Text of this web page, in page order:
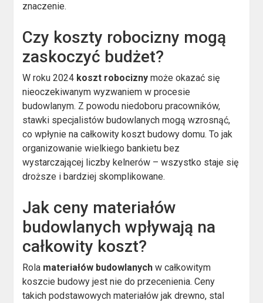
znaczenie.
Czy koszty robocizny mogą
zaskoczyć budżet?
W roku 2024 koszt robocizny może okazać się
nieoczekiwanym wyzwaniem w procesie
budowlanym. Z powodu niedoboru pracowników,
stawki specjalistów budowlanych mogą wzrosnąć,
co wpłynie na całkowity koszt budowy domu. To jak
organizowanie wielkiego bankietu bez
wystarczającej liczby kelnerów – wszystko staje się
droższe i bardziej skomplikowane.
Jak ceny materiałów
budowlanych wpływają na
całkowity koszt?
Rola materiałów budowlanych w całkowitym
koszcie budowy jest nie do przecenienia. Ceny
takich podstawowych materiałów jak drewno, stal